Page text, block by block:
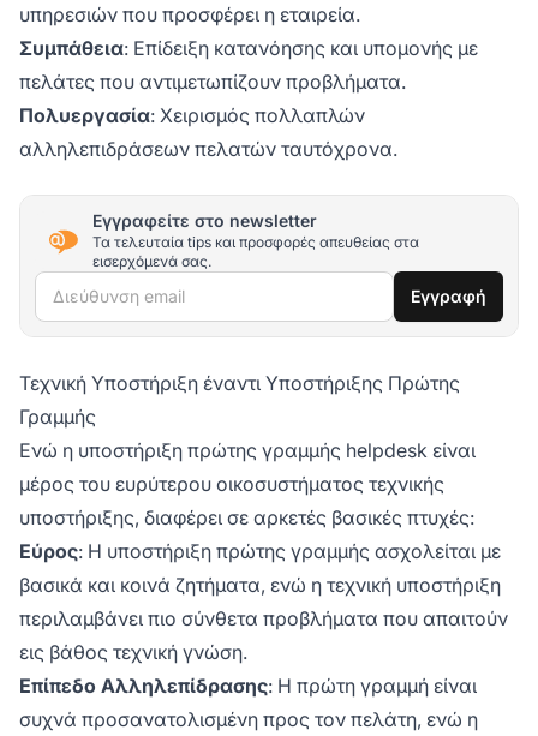
υπηρεσιών που προσφέρει η εταιρεία.
Συμπάθεια: Επίδειξη κατανόησης και υπομονής με
πελάτες που αντιμετωπίζουν προβλήματα.
Πολυεργασία: Χειρισμός πολλαπλών
αλληλεπιδράσεων πελατών ταυτόχρονα.
Εγγραφείτε στο newsletter
Τα τελευταία tips και προσφορές απευθείας στα
εισερχόμενά σας.
Διεύθυνση email Εγγραφή
Τεχνική Υποστήριξη έναντι Υποστήριξης Πρώτης
Γραμμής
Ενώ η υποστήριξη πρώτης γραμμής helpdesk είναι
μέρος του ευρύτερου οικοσυστήματος τεχνικής
υποστήριξης, διαφέρει σε αρκετές βασικές πτυχές:
Εύρος: Η υποστήριξη πρώτης γραμμής ασχολείται με
βασικά και κοινά ζητήματα, ενώ η τεχνική υποστήριξη
περιλαμβάνει πιο σύνθετα προβλήματα που απαιτούν
εις βάθος τεχνική γνώση.
Επίπεδο Αλληλεπίδρασης: Η πρώτη γραμμή είναι
συχνά προσανατολισμένη προς τον πελάτη, ενώ η